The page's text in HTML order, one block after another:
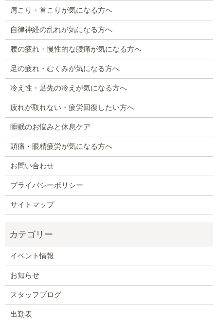
肩こり・首こりが気になる方へ
自律神経の乱れが気になる方へ
腰の疲れ・慢性的な腰痛が気になる方へ
足の疲れ・むくみが気になる方へ
冷え性・足先の冷えが気になる方へ
疲れが取れない・疲労回復したい方へ
睡眠のお悩みと休息ケア
頭痛・眼精疲労が気になる方へ
お問い合わせ
プライバシーポリシー
サイトマップ
イベント情報
お知らせ
スタッフブログ
出勤表